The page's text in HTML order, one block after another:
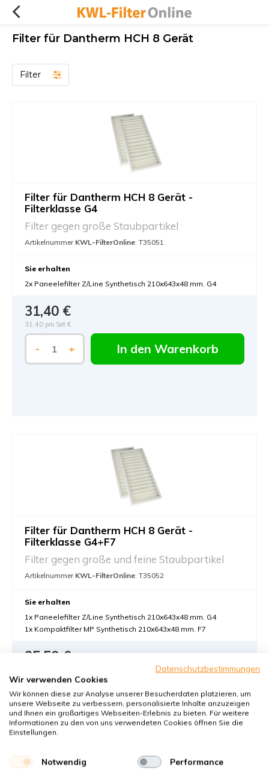
Filter für Dantherm HCH 8 Gerät
Filter
Filter für Dantherm HCH 8 Gerät -
Filterklasse G4
Filter gegen große Staubpartikel
Artikelnummer KWL-FilterOnline: T35051
Sie erhalten
2x Paneelefilter Z/Line Synthetisch 210x643x48 mm. G4
31,40 €
31,40 pro Set €
- + In den Warenkorb
Filter für Dantherm HCH 8 Gerät -
Filterklasse G4+F7
Filter gegen große und feine Staubpartikel
Artikelnummer KWL-FilterOnline: T35052
Sie erhalten
1x Paneelefilter Z/Line Synthetisch 210x643x48 mm. G4
1x Kompaktfilter MP Synthetisch 210x643x48 mm. F7
35,50 €
- + In den Warenkorb
Datenschutzbestimmungen
Wir verwenden Cookies
Wir können diese zur Analyse unserer Besucherdaten platzieren, um
unsere Webseite zu verbessern, personalisierte Inhalte anzuzeigen
und Ihnen ein großartiges Webseiten-Erlebnis zu bieten. Für weitere
Informationen zu den von uns verwendeten Cookies öffnen Sie die
Einstellungen.
Notwendig Performance